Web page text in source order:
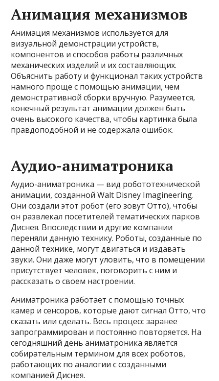
Анимация механизмов
Анимация механизмов используется для
визуальной демонстрации устройств,
компонентов и способов работы различных
механических изделий и их составляющих.
Объяснить работу и функционал таких устройств
намного проще с помощью анимации, чем
демонстративной сборки вручную. Разумеется,
конечный результат анимации должен быть
очень высокого качества, чтобы картинка была
правдоподобной и не содержала ошибок.
Аудио-аниматроника
Аудио-аниматроника — вид робототехнической
анимации, созданной Walt Disney Imagineering.
Они создали этот робот (его зовут Отто), чтобы
он развлекал посетителей тематических парков
Диснея. Впоследствии и другие компании
переняли данную технику. Роботы, созданные по
данной технике, могут двигаться и издавать
звуки. Они даже могут уловить, что в помещении
присутствует человек, поговорить с ним и
рассказать о своем настроении.
Аниматроника работает с помощью точных
камер и сенсоров, которые дают сигнал Отто, что
сказать или сделать. Весь процесс заранее
запрограммирован и постоянно повторяется. На
сегодняшний день аниматроника является
собирательным термином для всех роботов,
работающих по аналогии с созданными
компанией Диснея.